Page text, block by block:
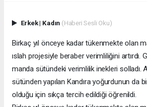
Erkek| Kadın (Haberi Sesli Oku)
Birkaç yıl önceye kadar tükenmekte olan
ıslah projesiyle beraber verimliliğini artırdı.
manda sütündeki verimlilik inekleri solladı.
sütünden yapılan Kandıra yoğurdunun da
olduğu için sıkça tercih edildiği öğrenildi.